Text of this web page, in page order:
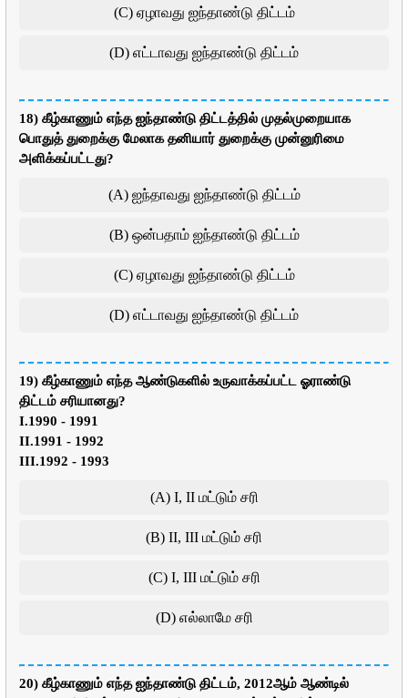
(C) ஏழாவது ஐந்தாண்டு திட்டம்
(D) எட்டாவது ஐந்தாண்டு திட்டம்
18) கீழ்காணும் எந்த ஐந்தாண்டு திட்டத்தில் முதல்முறையாக
பொதுத் துறைக்கு மேலாக தனியார் துறைக்கு முன்னுரிமை
அளிக்கப்பட்டது?
(A) ஐந்தாவது ஐந்தாண்டு திட்டம்
(B) ஒன்பதாம் ஐந்தாண்டு திட்டம்
(C) ஏழாவது ஐந்தாண்டு திட்டம்
(D) எட்டாவது ஐந்தாண்டு திட்டம்
19) கீழ்காணும் எந்த ஆண்டுகளில் உருவாக்கப்பட்ட ஓராண்டு
திட்டம் சரியானது?
I.1990 - 1991
II.1991 - 1992
III.1992 - 1993
(A) I, II மட்டும் சரி
(B) II, III மட்டும் சரி
(C) I, III மட்டும் சரி
(D) எல்லாமே சரி
20) கீழ்காணும் எந்த ஐந்தாண்டு திட்டம், 2012ஆம் ஆண்டில்